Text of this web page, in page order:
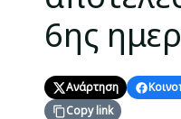
6ης
Ανάρτηση
Copy link